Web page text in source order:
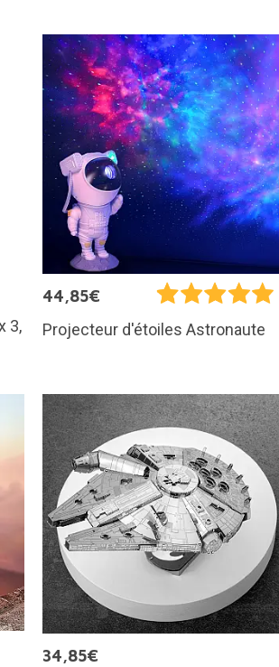
3,
44,85€
Projecteur d'étoiles Astronaute
34,85€